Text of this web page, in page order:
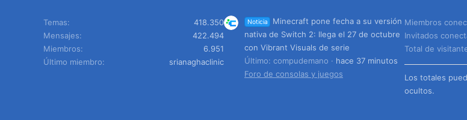
Temas
418.350
Mensajes
422.494
Miembros
6.951
Último miembro
srianaghaclinic
Noticia
Minecraft pone fecha a su versión
nativa de Switch 2: llega el 27 de octubre
con Vibrant Visuals de serie
Último: compudemano
hace 37 minutos
Foro de consolas y juegos
Miembros
Invitados
Total de
Los totales
ocultos.